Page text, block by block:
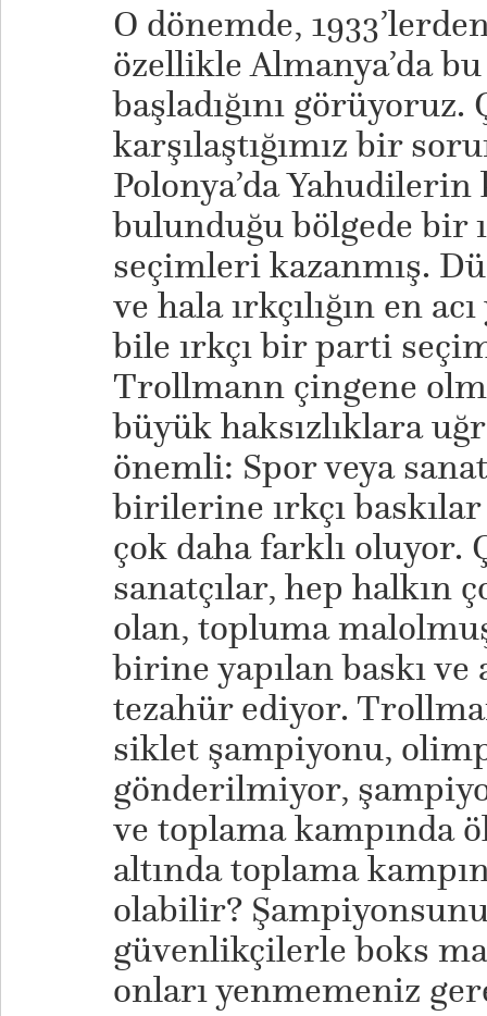
O dönemde,
özellikle Almanya’da
başladığını
karşılaştığımız bir
Polonya’da
bulunduğu bölgede bir
seçimleri kazanmış.
ve hala ırkçılığın en
bile ırkçı bir parti
Trollmann çingene
büyük haksızlıklara
önemli: Spor veya
birilerine ırkçı baskılar
çok daha farklı oluyor.
sanatçılar, hep halkın
olan, topluma
birine yapılan baskı ve
tezahür ediyor.
siklet şampiyonu,
gönderilmiyor,
ve toplama kampında
altında toplama
olabilir?
güvenlikçilerle boks
onları yenmemeniz